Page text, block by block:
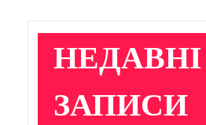
НЕДАВНІ
ЗАПИСИ